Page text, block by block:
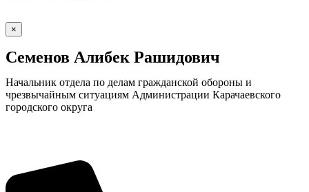
×
Семенов Алибек Рашидович
Начальник отдела по делам гражданской обороны и
чрезвычайным ситуациям Администрации Карачаевского
городского округа